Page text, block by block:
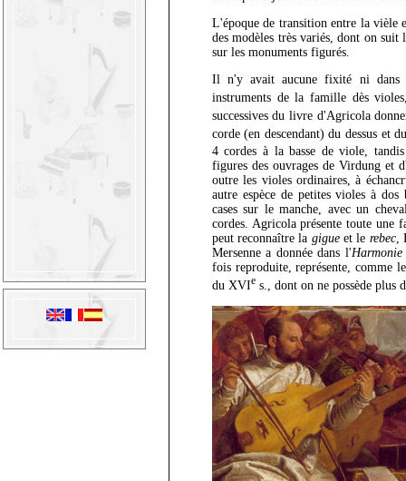
L'époque de transition entre la vièle
des modèles très variés, dont on suit
sur les monuments figurés.
Il n'y avait aucune fixité ni dans
instruments de la famille dès
successives du livre d'Agricola
corde (en descendant) du dessus et
4 cordes à la basse de viole,
figures des ouvrages de Virdung et
outre les violes ordinaires, à
autre espèce de petites violes à dos
cases sur le manche, avec un
cordes. Agricola présente toute une
peut reconnaître la gigueet le rebec,
Mersenne a donnée dans l'Harmonie
fois reproduite, représente, comme
du XVIes., dont on ne possède plus